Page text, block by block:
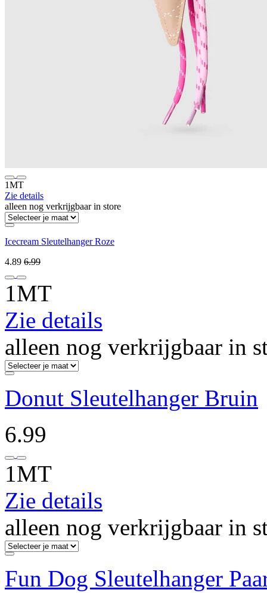
1MT
Zie details
alleen nog verkrijgbaar in store
Icecream Sleutelhanger Roze
4.89 6.99
1MT
Zie details
alleen nog verkrijgbaar in
Donut Sleutelhanger Bruin
6.99
1MT
Zie details
alleen nog verkrijgbaar in
Fun Dog Sleutelhanger